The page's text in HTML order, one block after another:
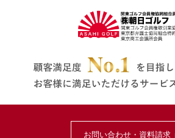
お問い合わせ・資料請求